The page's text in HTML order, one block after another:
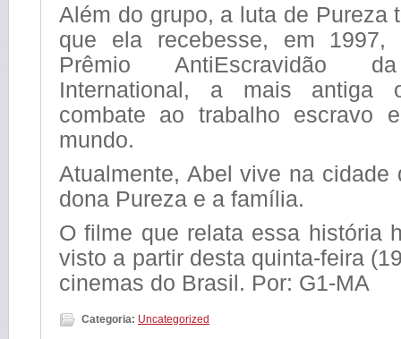
Além do grupo, a luta de Pureza
que ela recebesse, em 1997,
Prêmio AntiEscravidão
International, a mais antiga
combate ao trabalho escravo
mundo.
Atualmente, Abel vive na cidade
dona Pureza e a família.
O filme que relata essa história
visto a partir desta quinta-feira
cinemas do Brasil. Por: G1-MA
Categoria: Uncategorized